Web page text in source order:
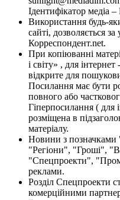
Ідентифікатор медіа
Використання будь-
сайті, дозволяється
Корреспондент.net.
При копіюванні
і світу» , для
відкрите для
Посилання має бути
повного або
Гіперпосилання ( для
розміщена в
матеріалу.
Новини з
"Регіони", "Гроші",
"Спецпроекти",
реклами.
Розділ Спецпроекти
комерційними